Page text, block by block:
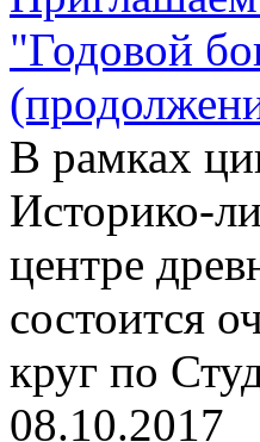
"Годовой
В рамках
Историко-
центре
состоится
круг по
08.10.2017